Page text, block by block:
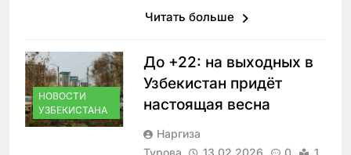
Читать больше
НОВОСТИ
УЗБЕКИСТАНА
До +22: на выходных в
Узбекистан придёт
настоящая весна
Наргиза